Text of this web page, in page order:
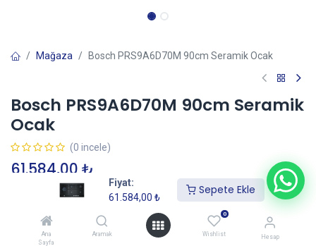
Fiyat:
61.584,00 ₺
Sepete Ekle
Ana
Sayfa
Aramak
0
Wishlist Hesap
Mağaza Bosch PRS9A6D70M 90cm Seramik Ocak
Bosch PRS9A6D70M 90cm Seramik
Ocak
(0 incele)
61.584,00 ₺
Sepete Ekle